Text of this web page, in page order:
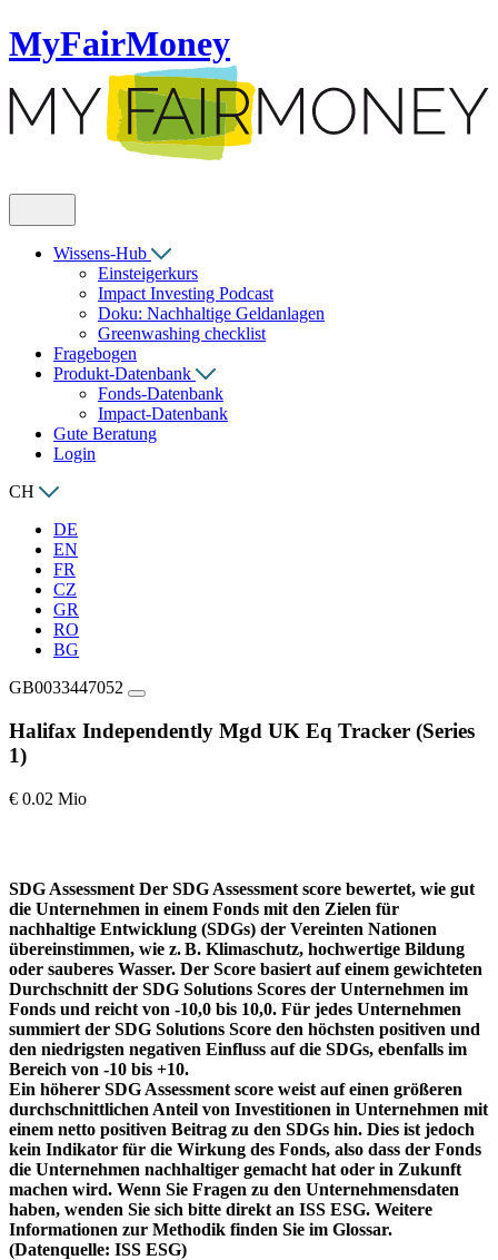
MyFairMoney
Wissens-Hub
Einsteigerkurs
Impact Investing Podcast
Doku: Nachhaltige Geldanlagen
Greenwashing checklist
Fragebogen
Produkt-Datenbank
Fonds-Datenbank
Impact-Datenbank
Gute Beratung
Login
CH
DE
EN
FR
CZ
GR
RO
BG
GB0033447052
Halifax Independently Mgd UK Eq Tracker (Series
1)
€ 0.02 Mio
SDG Assessment Der SDG Assessment score bewertet, wie gut
die Unternehmen in einem Fonds mit den Zielen für
nachhaltige Entwicklung (SDGs) der Vereinten Nationen
übereinstimmen, wie z. B. Klimaschutz, hochwertige Bildung
oder sauberes Wasser. Der Score basiert auf einem gewichteten
Durchschnitt der SDG Solutions Scores der Unternehmen im
Fonds und reicht von -10,0 bis 10,0. Für jedes Unternehmen
summiert der SDG Solutions Score den höchsten positiven und
den niedrigsten negativen Einfluss auf die SDGs, ebenfalls im
Bereich von -10 bis +10.
Ein höherer SDG Assessment score weist auf einen größeren
durchschnittlichen Anteil von Investitionen in Unternehmen mit
einem netto positiven Beitrag zu den SDGs hin. Dies ist jedoch
kein Indikator für die Wirkung des Fonds, also dass der Fonds
die Unternehmen nachhaltiger gemacht hat oder in Zukunft
machen wird. Wenn Sie Fragen zu den Unternehmensdaten
haben, wenden Sie sich bitte direkt an ISS ESG. Weitere
Informationen zur Methodik finden Sie im Glossar.
(Datenquelle: ISS ESG)